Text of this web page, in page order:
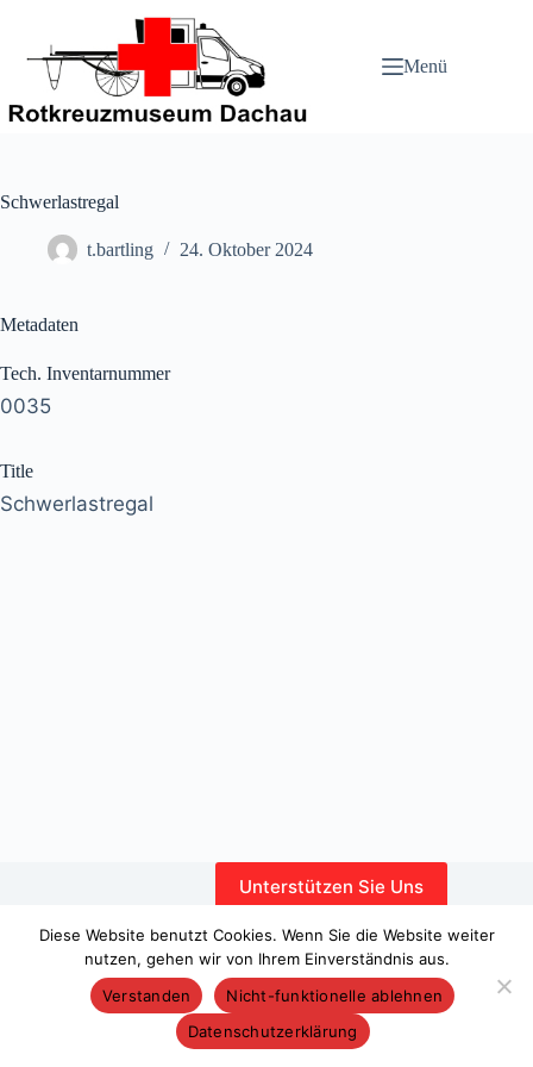
springen
Menü
Schwerlastregal
t.bartling 24. Oktober 2024
Metadaten
Tech. Inventarnummer
0035
Title
Schwerlastregal
Unterstützen Sie Uns
Copyright © 2026 – WordPress-Theme von
Diese Website benutzt Cookies. Wenn Sie die Website weiter
nutzen, gehen wir von Ihrem Einverständnis aus.
Verstanden
Nicht-funktionelle ablehnen
Datenschutzerklärung